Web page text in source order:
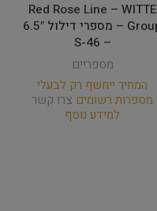
Red Rose Line – WITTE
Group – מספרי דילול 6.5″
– 46-S
מספריים
המחיר ייחשף רק לבעלי
מספרות רשומים צרו קשר
למידע נוסף